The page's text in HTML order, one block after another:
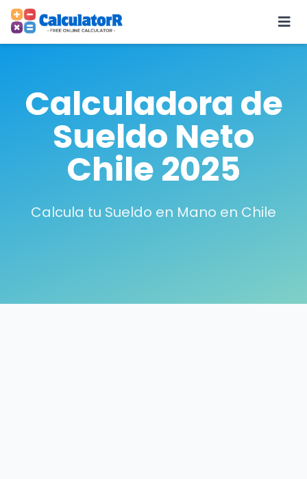
Calculadora de
Sueldo Neto
Chile 2025
Calcula tu Sueldo en Mano en Chile